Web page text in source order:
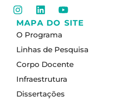
I
n
s
t
a
g
r
a
m
L
i
n
k
e
d
i
n
Y
o
u
u
b
e
MAPA DO SITE
O Programa
Linhas de Pesquisa
Corpo Docente
Infraestrutura
Dissertações